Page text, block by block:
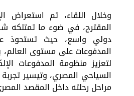
وخلال اللقاء، تم استعراض
المقترح، في ضوء ما تمتلكه
المدفوعات على مستوى العالم،
لتعزيز منظومة المدفوعات
السياحي المصري، وتيسير
مراحل رحلته داخل المقصد